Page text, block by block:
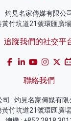
灼見名家傳媒有限公
黃竹坑道21號環匯廣
追蹤我們的社交平
聯絡我們
司 : 灼見名家傳媒有限
黃竹坑道21號環匯廣